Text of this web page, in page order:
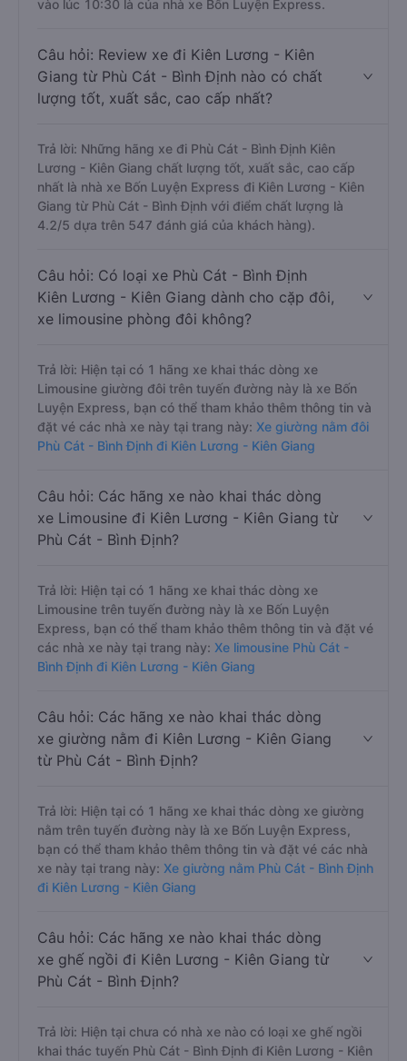
vào lúc 10:30 là của nhà xe Bốn Luyện Express.
Câu hỏi: Review xe đi Kiên Lương - Kiên
Giang từ Phù Cát - Bình Định nào có chất
lượng tốt, xuất sắc, cao cấp nhất?
Trả lời: Những hãng xe đi Phù Cát - Bình Định Kiên
Lương - Kiên Giang chất lượng tốt, xuất sắc, cao cấp
nhất là nhà xe Bốn Luyện Express đi Kiên Lương - Kiên
Giang từ Phù Cát - Bình Định với điểm chất lượng là
4.2/5 dựa trên 547 đánh giá của khách hàng).
Câu hỏi: Có loại xe Phù Cát - Bình Định
Kiên Lương - Kiên Giang dành cho cặp đôi,
xe limousine phòng đôi không?
Trả lời: Hiện tại có 1 hãng xe khai thác dòng xe
Limousine giường đôi trên tuyến đường này là xe Bốn
Luyện Express, bạn có thể tham khảo thêm thông tin và
đặt vé các nhà xe này tại trang này: Xe giường nằm đôi
Phù Cát - Bình Định đi Kiên Lương - Kiên Giang
Câu hỏi: Các hãng xe nào khai thác dòng
xe Limousine đi Kiên Lương - Kiên Giang từ
Phù Cát - Bình Định?
Trả lời: Hiện tại có 1 hãng xe khai thác dòng xe
Limousine trên tuyến đường này là xe Bốn Luyện
Express, bạn có thể tham khảo thêm thông tin và đặt vé
các nhà xe này tại trang này: Xe limousine Phù Cát -
Bình Định đi Kiên Lương - Kiên Giang
Câu hỏi: Các hãng xe nào khai thác dòng
xe giường nằm đi Kiên Lương - Kiên Giang
từ Phù Cát - Bình Định?
Trả lời: Hiện tại có 1 hãng xe khai thác dòng xe giường
nằm trên tuyến đường này là xe Bốn Luyện Express,
bạn có thể tham khảo thêm thông tin và đặt vé các nhà
xe này tại trang này: Xe giường nằm Phù Cát - Bình Định
đi Kiên Lương - Kiên Giang
Câu hỏi: Các hãng xe nào khai thác dòng
xe ghế ngồi đi Kiên Lương - Kiên Giang từ
Phù Cát - Bình Định?
Trả lời: Hiện tại chưa có nhà xe nào có loại xe ghế ngồi
khai thác tuyến Phù Cát - Bình Định đi Kiên Lương - Kiên